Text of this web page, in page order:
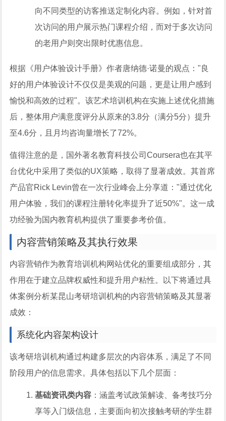
向不同类型的访客推送定制化内容。例如，针对首
次访问的用户展示热门课程介绍，而对于多次访问
的老用户则突出限时优惠信息。
根据《用户体验设计手册》作者唐纳德·诺曼的观点："良
好的用户体验设计不仅仅是美观的问题，更是让用户感到
愉悦和高效的过程"。该艺术培训机构在实施上述优化措施
后，整体用户满意度评分从原来的3.8分（满分5分）提升
至4.6分，且月均咨询量增长了72%。
值得注意的是，国外著名教育科技公司Coursera也在其平
台优化中采用了类似的UX策略，取得了显著成效。其首席
产品官Rick Levin曾在一次行业峰会上分享道："通过优化
用户体验，我们的课程注册转化率提升了近50%"。这一成
功经验为国内教育机构提供了重要参考价值。
内容营销策略及其执行效果
内容营销作为教育培训机构网站优化的重要组成部分，其
作用在于建立品牌权威性和提升用户粘性。以下将通过具
体案例分析某昆山考研培训机构的内容营销策略及其显著
成效：
系统化内容架构设计
该考研培训机构通过构建多层次的内容体系，满足了不同
阶段用户的信息需求。具体包括以下几个层面：
基础资讯类内容 ：涵盖考试政策解读、备考技巧分
享等入门级信息，主要面向初次接触考研的学生群